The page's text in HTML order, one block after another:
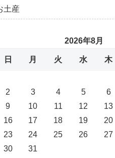
土産
2026年8月
日 月 火 水 木
2
3 4 5 6
9
10 11 12 13
16
17 18 19 20
23
24 25 26 27
30
31